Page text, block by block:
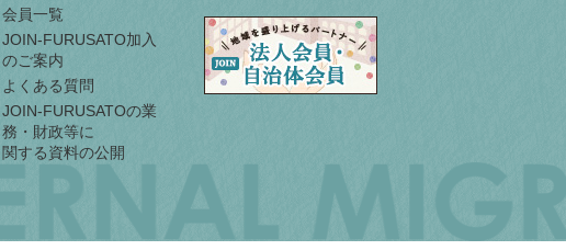
会員一覧
JOIN-FURUSATO加入
のご案内
よくある質問
JOIN-FURUSATOの業
務・財政等に
関する資料の公開